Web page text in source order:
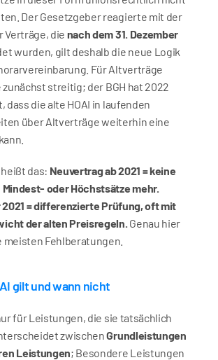
Der Gesetzgeber reagierte mit der
Verträge, die nach dem 31. Dezember
wurden, gilt deshalb die neue Logik
Für Altverträge
zunächst streitig; der BGH hat 2022
dass die alte HOAI in laufenden
über Altverträge weiterhin eine
das: Neuvertrag ab 2021 = keine
oder Höchstsätze mehr.
= differenzierte Prüfung, oft mit
der alten Preisregeln. Genau hier
Fehlberatungen.
gilt und wann nicht
für Leistungen, die sie tatsächlich
zwischen Grundleistungen
Leistungen; Besondere Leistungen